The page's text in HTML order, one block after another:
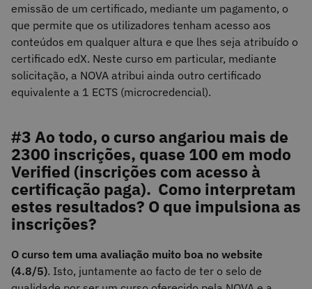
emissão de um certificado, mediante um pagamento, o
que permite que os utilizadores tenham acesso aos
conteúdos em qualquer altura e que lhes seja atribuído o
certificado edX. Neste curso em particular, mediante
solicitação, a NOVA atribui ainda outro certificado
equivalente a 1 ECTS (microcredencial).
#3 Ao todo, o curso angariou mais de
2300 inscrições, quase 100 em modo
Verified (inscrições com acesso à
certificação paga). Como interpretam
estes resultados? O que impulsiona as
inscrições?
O curso tem uma avaliação muito boa no website
(4.8/5). Isto, juntamente ao facto de ter o selo de